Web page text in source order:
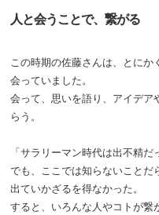
人と会うことで、繋がる
この時期の佐藤さんは、とにか
会っていました。
会って、思いを語り、アイデア
らう。
「サラリーマン時代は出不精だ
でも、ここでは知らないことだ
出ていかざるを得なかった。
すると、いろんな人やコトが繋